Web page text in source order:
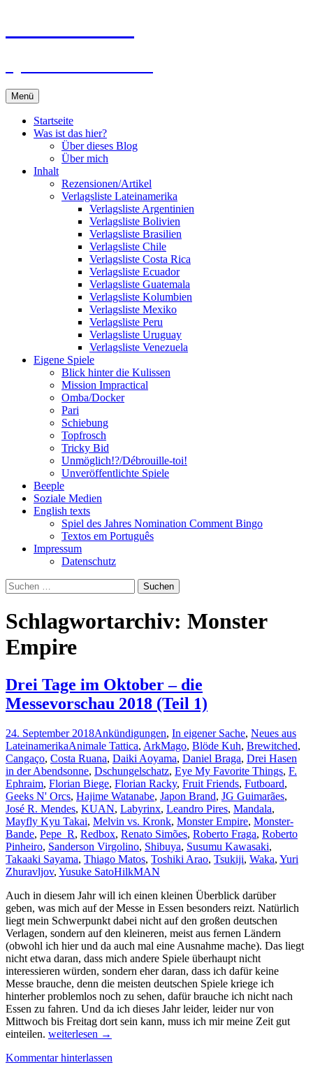
Menü
Startseite
Was ist das hier?
Über dieses Blog
Über mich
Inhalt
Rezensionen/Artikel
Verlagsliste Lateinamerika
Verlagsliste Argentinien
Verlagsliste Bolivien
Verlagsliste Brasilien
Verlagsliste Chile
Verlagsliste Costa Rica
Verlagsliste Ecuador
Verlagsliste Guatemala
Verlagsliste Kolumbien
Verlagsliste Mexiko
Verlagsliste Peru
Verlagsliste Uruguay
Verlagsliste Venezuela
Eigene Spiele
Blick hinter die Kulissen
Mission Impractical
Omba/Docker
Pari
Schiebung
Topfrosch
Tricky Bid
Unmöglich!?/Débrouille-toi!
Unveröffentlichte Spiele
Beeple
Soziale Medien
English texts
Spiel des Jahres Nomination Comment Bingo
Textos em Português
Impressum
Datenschutz
Suchen
nach:
Schlagwortarchiv: Monster
Empire
Drei Tage im Oktober – die
Messevorschau 2018 (Teil 1)
24. September 2018Ankündigungen, In eigener Sache, Neues aus
LateinamerikaAnimale Tattica, ArkMago, Blöde Kuh, Brewitched,
Cangaço, Costa Ruana, Daiki Aoyama, Daniel Braga, Drei Hasen
in der Abendsonne, Dschungelschatz, Eye My Favorite Things, F.
Ephraim, Florian Biege, Florian Racky, Fruit Friends, Futboard,
Geeks N' Orcs, Hajime Watanabe, Japon Brand, JG Guimarães,
José R. Mendes, KUAN, Labyrinx, Leandro Pires, Mandala,
Mayfly Kyu Takai, Melvin vs. Kronk, Monster Empire, Monster-
Bande, Pepe_R, Redbox, Renato Simões, Roberto Fraga, Roberto
Pinheiro, Sanderson Virgolino, Shibuya, Susumu Kawasaki,
Takaaki Sayama, Thiago Matos, Toshiki Arao, Tsukiji, Waka, Yuri
Zhuravljov, Yusuke SatoHilkMAN
Auch in diesem Jahr will ich einen kleinen Überblick darüber
geben, was mich auf der Messe in Essen besonders reizt. Natürlich
liegt mein Schwerpunkt dabei nicht auf den großen deutschen
Verlagen, sondern auf den kleineren, meist aus fernen Ländern
(obwohl ich hier und da auch mal eine Ausnahme mache). Das liegt
nicht etwa daran, dass mich andere Spiele überhaupt nicht
interessieren würden, sondern eher daran, dass ich dafür keine
Messe brauche, denn die meisten deutschen Spiele kriege ich
hinterher problemlos noch zu sehen, dafür brauche ich nicht nach
Essen zu fahren. Und da ich dieses Jahr leider, leider nur von
Mittwoch bis Freitag dort sein kann, muss ich mir meine Zeit gut
einteilen. Drei
im
weiterlesen →
Kommentar hinterlassen